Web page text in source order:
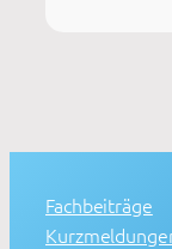
Fachbeiträge